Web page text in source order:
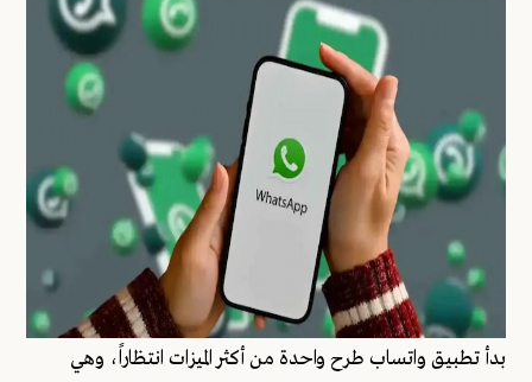
بدأ تطبيق واتساب طرح واحدة من أكثر الميزات انتظاراً، وهي